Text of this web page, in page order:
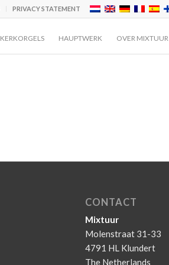
PRIVACY STATEMENT
KERKORGELS HAUPTWERK OVER MIXTUUR
CONTACT
Mixtuur
Molenstraat 31-33
4791 HL Klundert
The Netherlands